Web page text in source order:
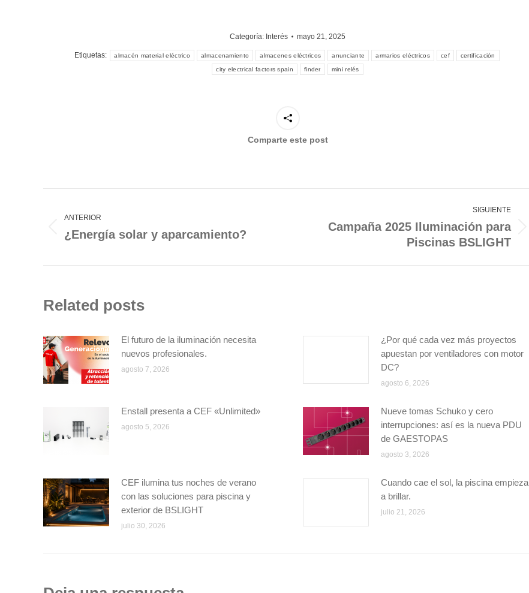
Categoría: Interés mayo 21, 2025
Etiquetas: almacén material eléctrico almacenamiento almacenes eléctricos anunciante armarios eléctricos cef certificación
city electrical factors spain finder mini relés
Comparte este post
publicaciones
ANTERIOR
Publicación
¿Energía solar y aparcamiento?
SIGUIENTE
PublicaciónCampaña 2025 Iluminación para
Piscinas BSLIGHT
Related posts
El futuro de la iluminación necesita
nuevos profesionales.
agosto 7, 2026
¿Por qué cada vez más proyectos
apuestan por ventiladores con motor
DC?
agosto 6, 2026
Enstall presenta a CEF «Unlimited»
agosto 5, 2026
Nueve tomas Schuko y cero
interrupciones: así es la nueva PDU
de GAESTOPAS
agosto 3, 2026
CEF ilumina tus noches de verano
con las soluciones para piscina y
exterior de BSLIGHT
julio 30, 2026
Cuando cae el sol, la piscina empieza
a brillar.
julio 21, 2026